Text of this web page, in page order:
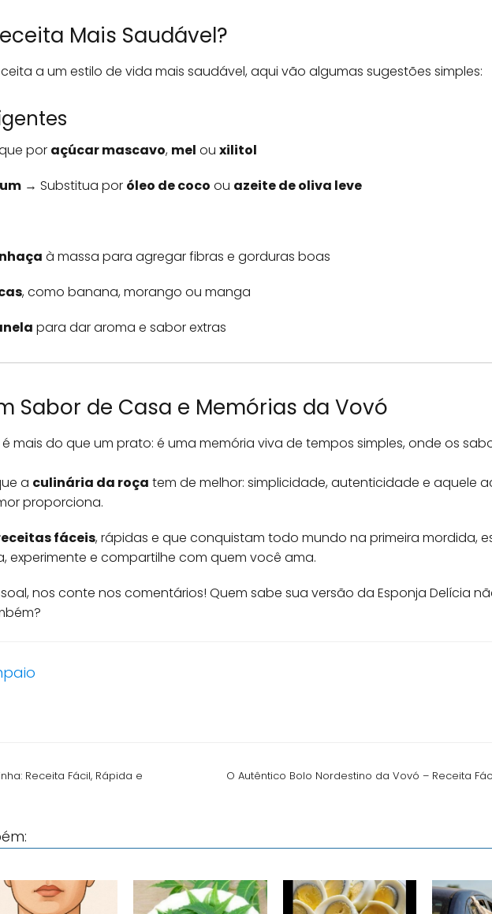
Mais Saudável?
a um estilo de vida mais saudável, aqui vão algumas sugestões simples:
por açúcar mascavo, mel ou xilitol
→ Substitua por óleo de coco ou azeite de oliva leve
à massa para agregar fibras e gorduras boas
, como banana, morango ou manga
para dar aroma e sabor extras
Sabor de Casa e Memórias da Vovó
é mais do que um prato: é uma memória viva de tempos simples, onde os
a culinária da roça tem de melhor: simplicidade, autenticidade e aquele
proporciona.
fáceis, rápidas e que conquistam todo mundo na primeira mordida,
experimente e compartilhe com quem você ama.
nos conte nos comentários! Quem sabe sua versão da Esponja Delícia
Receita Fácil, Rápida e
O Autêntico Bolo Nordestino da Vovó – Receita